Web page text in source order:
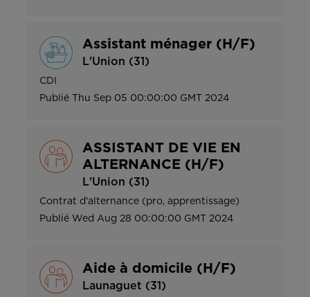
Assistant ménager (H/F)
L'Union (31)
CDI
Publié Thu Sep 05 00:00:00 GMT 2024
ASSISTANT DE VIE EN
ALTERNANCE (H/F)
L'Union (31)
Contrat d'alternance (pro, apprentissage)
Publié Wed Aug 28 00:00:00 GMT 2024
Aide à domicile (H/F)
Launaguet (31)